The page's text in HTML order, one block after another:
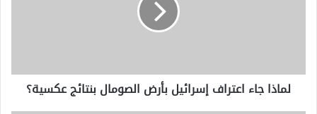
لماذا جاء اعتراف إسرائيل بأرض الصومال بنتائج عكسية؟